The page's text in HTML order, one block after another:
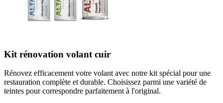
Kit rénovation volant cuir
Rénovez efficacement votre volant avec notre kit spécial pour une
restauration complète et durable. Choisissez parmi une variété de
teintes pour correspondre parfaitement à l'original.